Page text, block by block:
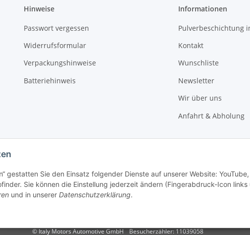
gestatten Sie den Einsatz folgender Dienste auf unserer Website:
Sie können die Einstellung jederzeit ändern (Fingerabdruck-Icon links
und in unserer Datenschutzerklärung.
Hinweise
Passwort vergessen
Widerrufsformular
Verpackungshinweise
Batteriehinweis
Informationen
Pulverbeschichtung
Kontakt
Wunschliste
Newsletter
Wir über uns
Anfahrt & Abholung
© Italy Motors Automotive GmbH Besucherzähler: 11039058